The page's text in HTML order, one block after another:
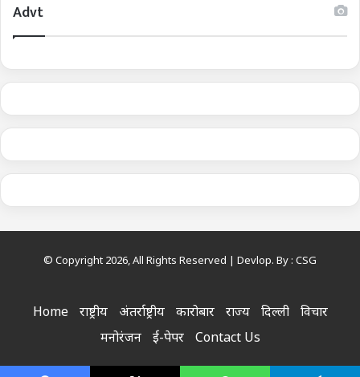
Advt
© Copyright 2026, All Rights Reserved | Devlop. By : CSG
Home राष्ट्रीय अंतर्राष्ट्रीय कारोबार राज्य दिल्ली
विचार
मनोरंजन
ई-पेपर Contact Us